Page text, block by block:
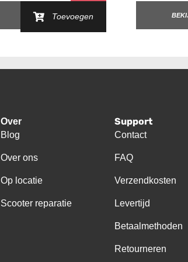
Toevoegen
Over
Blog
Over ons
Op locatie
Scooter reparatie
Support
Contact
FAQ
Verzendkosten
Levertijd
Betaalmethoden
Retourneren